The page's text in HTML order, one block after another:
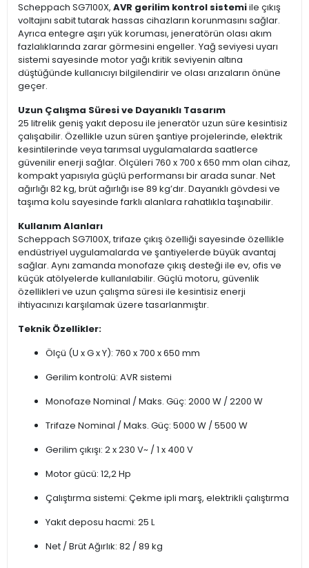
Scheppach SG7100X, AVR gerilim kontrol sistemiile çıkış
voltajını sabit tutarak hassas cihazların korunmasını sağlar.
Ayrıca entegre aşırı yük koruması, jeneratörün olası akım
fazlalıklarında zarar görmesini engeller. Yağ seviyesi uyarı
sistemi sayesinde motor yağı kritik seviyenin altına
düştüğünde kullanıcıyı bilgilendirir ve olası arızaların önüne
geçer.
Uzun Çalışma Süresi ve Dayanıklı Tasarım
25 litrelik geniş yakıt deposu ile jeneratör uzun süre kesintisiz
çalışabilir. Özellikle uzun süren şantiye projelerinde, elektrik
kesintilerinde veya tarımsal uygulamalarda saatlerce
güvenilir enerji sağlar. Ölçüleri 760 x 700 x 650 mm olan cihaz,
kompakt yapısıyla güçlü performansı bir arada sunar. Net
ağırlığı 82 kg, brüt ağırlığı ise 89 kg’dır. Dayanıklı gövdesi ve
taşıma kolu sayesinde farklı alanlara rahatlıkla taşınabilir.
Kullanım Alanları
Scheppach SG7100X, trifaze çıkış özelliği sayesinde özellikle
endüstriyel uygulamalarda ve şantiyelerde büyük avantaj
sağlar. Aynı zamanda monofaze çıkış desteği ile ev, ofis ve
küçük atölyelerde kullanılabilir. Güçlü motoru, güvenlik
özellikleri ve uzun çalışma süresi ile kesintisiz enerji
ihtiyacınızı karşılamak üzere tasarlanmıştır.
Teknik Özellikler:
Ölçü (U x G x Y): 760 x 700 x 650 mm
Gerilim kontrolü: AVR sistemi
Monofaze Nominal / Maks. Güç: 2000 W / 2200 W
Trifaze Nominal / Maks. Güç: 5000 W / 5500 W
Gerilim çıkışı: 2 x 230 V~ / 1 x 400 V
Motor gücü: 12,2 Hp
Çalıştırma sistemi: Çekme ipli marş, elektrikli çalıştırma
Yakıt deposu hacmi: 25 L
Net / Brüt Ağırlık: 82 / 89 kg